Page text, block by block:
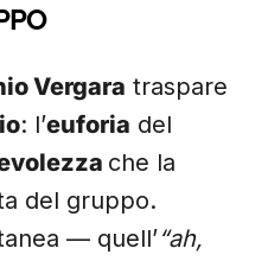
Vergara traspare
: l’euforia del
che la
del gruppo.
— quell’“ah,